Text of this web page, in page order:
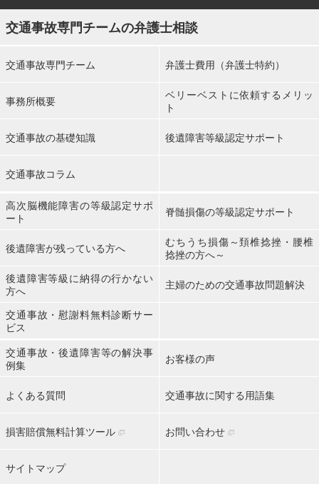
交通事故専門チームの弁護士相談
交通事故専門チーム 弁護士費用（弁護士特約）
事務所概要
ベリーベストに依頼するメリッ
ト
交通事故の基礎知識 後遺障害等級認定サポート
交通事故コラム
高次脳機能障害の等級認定サポ
ート
脊髄損傷の等級認定サポート
後遺障害が残っている方へ
むちうち損傷～頚椎捻挫・腰椎
捻挫の方へ～
後遺障害等級に納得の行かない
方へ
主婦のための交通事故問題解決
交通事故・慰謝料無料診断サー
ビス
交通事故・後遺障害等の解決事
例集
お客様の声
よくある質問 交通事故に関する用語集
損害賠償無料計算ツール お問い合わせ
サイトマップ